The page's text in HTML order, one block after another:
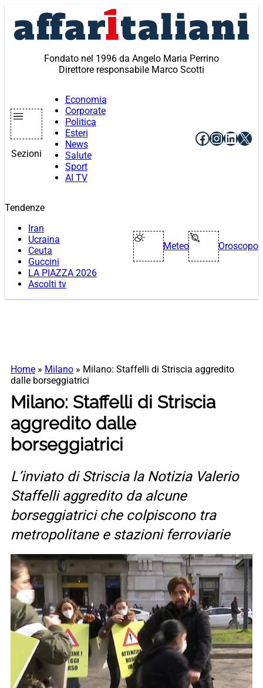
contenuto
Fondato nel 1996 da Angelo Maria Perrino
Direttore responsabile Marco Scotti
Sezioni
Economia
Corporate
Politica
Esteri
News
Salute
Sport
AI TV
Facebook
X
Tendenze
Iran
Ucraina
Ceuta
Guccini
LA PIAZZA 2026
Ascolti tv
Meteo Oroscopo
Home » Milano » Milano: Staffelli di Striscia aggredito
dalle borseggiatrici
Milano: Staffelli di Striscia
aggredito dalle
borseggiatrici
L’inviato di Striscia la Notizia Valerio
Staffelli aggredito da alcune
borseggiatrici che colpiscono tra
metropolitane e stazioni ferroviarie